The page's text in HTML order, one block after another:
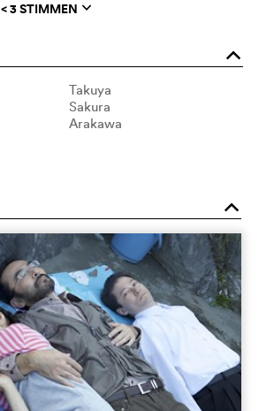
< 3 STIMMEN q
o
Takuya
Sakura
Arakawa
o